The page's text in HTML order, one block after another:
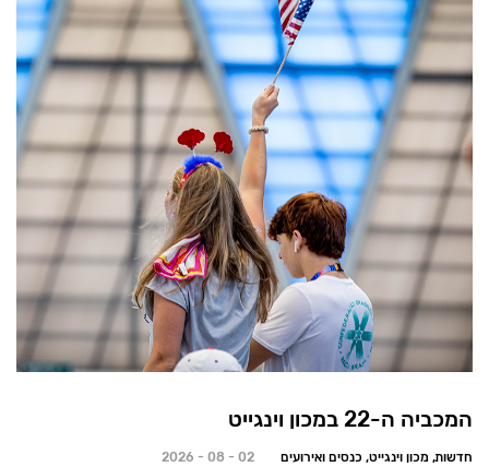
המכביה ה-22 במכון וינגייט
חדשות, מכון וינגייט, כנסים ואירועים 02 - 08 - 2026